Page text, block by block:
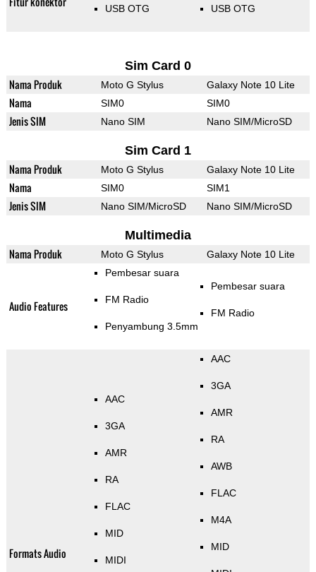
USB OTG USB OTG
Sim Card 0
Nama Produk Moto G Stylus Galaxy Note 10 Lite
Nama SIM0 SIM0
Jenis SIM Nano SIM Nano SIM/MicroSD
Sim Card 1
Nama Produk Moto G Stylus Galaxy Note 10 Lite
Nama SIM0 SIM1
Jenis SIM Nano SIM/MicroSD Nano SIM/MicroSD
Multimedia
Nama Produk Moto G Stylus Galaxy Note 10 Lite
Audio Features
Pembesar suara
FM Radio
Penyambung 3.5mm
Pembesar suara
FM Radio
Formats Audio
AAC
3GA
AMR
RA
FLAC
MID
MIDI
AAC
3GA
AMR
RA
AWB
FLAC
M4A
MID